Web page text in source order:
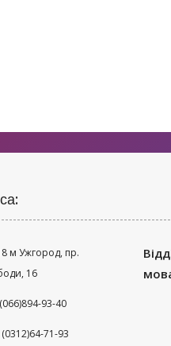
м Ужгород, пр.
16
93-40
(0312)64-71-93